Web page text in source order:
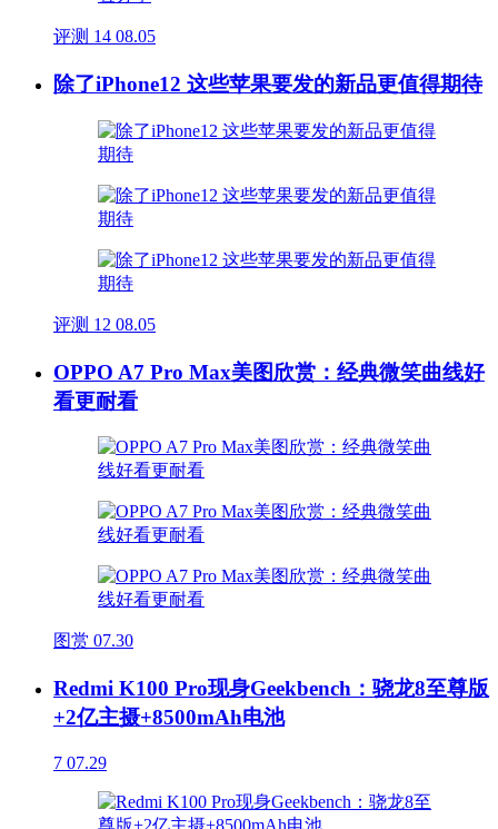
评测 14 08.05
除了iPhone12 这些苹果要发的新品更值得期待
评测 12 08.05
OPPO A7 Pro Max美图欣赏：经典微笑曲线好
看更耐看
图赏 07.30
Redmi K100 Pro现身Geekbench：骁龙8至尊版
+2亿主摄+8500mAh电池
7 07.29